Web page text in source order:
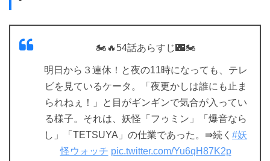
🏍🔥54話あらすじ🌃🏍
明日から３連休！と夜の11時になっても、テレ
ビを見ているケータ。「夜更かしは誰にも止ま
られねぇ！」と目がギンギンで気合が入ってい
る様子。それは、妖怪「フゥミン」「爆音なら
し」「TETSUYA」の仕業であった。⇛続く #妖
怪ウォッチ pic.twitter.com/Yu6qH87K2p